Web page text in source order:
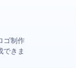
ゴ制作
できま